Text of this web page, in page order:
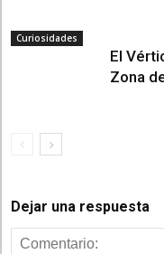
Curiosidades
El
Zona
Dejar una respuesta